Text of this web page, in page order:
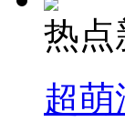
热点
超萌